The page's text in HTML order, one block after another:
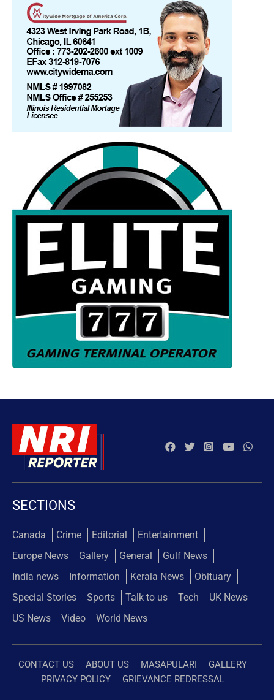
SECTIONS
Canada Crime Editorial
Entertainment
Europe News
Gallery General
Gulf News
India news
Information Kerala News
Obituary
Special Stories
Sports Talk to us Tech
UK News
US News
Video World News
CONTACT US ABOUT US MASAPULARI
GALLERY
PRIVACY POLICY
GRIEVANCE REDRESSAL